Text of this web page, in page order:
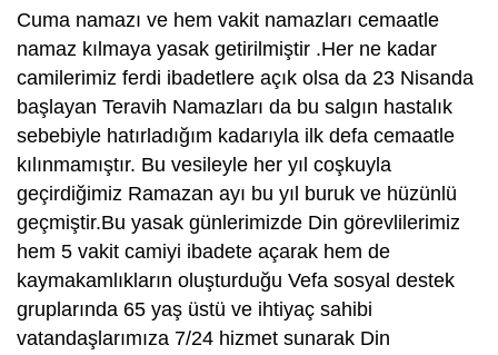
Cuma namazı ve hem vakit namazları cemaatle
namaz kılmaya yasak getirilmiştir .Her ne kadar
camilerimiz ferdi ibadetlere açık olsa da 23 Nisanda
başlayan Teravih Namazları da bu salgın hastalık
sebebiyle hatırladığım kadarıyla ilk defa cemaatle
kılınmamıştır. Bu vesileyle her yıl coşkuyla
geçirdiğimiz Ramazan ayı bu yıl buruk ve hüzünlü
geçmiştir.Bu yasak günlerimizde Din görevlilerimiz
hem 5 vakit camiyi ibadete açarak hem de
kaymakamlıkların oluşturduğu Vefa sosyal destek
gruplarında 65 yaş üstü ve ihtiyaç sahibi
vatandaşlarımıza 7/24 hizmet sunarak Din